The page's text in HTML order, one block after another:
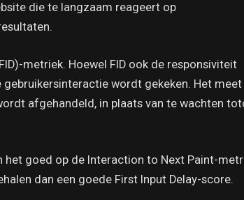
die te langzaam reageert op
metriek. Hoewel FID ook de responsiviteit
wordt gekeken. Het meet
afgehandeld, in plaats van te wachten
het goed op de Interaction to Next Paint-
dan een goede First Input Delay-score.